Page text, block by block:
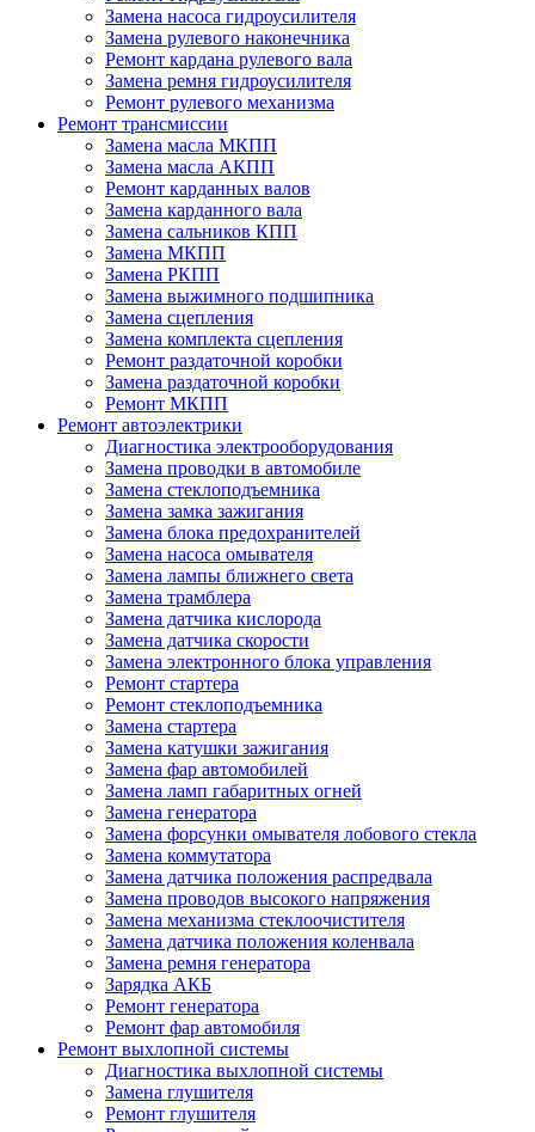
Замена насоса гидроусилителя
Замена рулевого наконечника
Ремонт кардана рулевого вала
Замена ремня гидроусилителя
Ремонт рулевого механизма
Ремонт трансмиссии
Замена масла МКПП
Замена масла АКПП
Ремонт карданных валов
Замена карданного вала
Замена сальников КПП
Замена МКПП
Замена РКПП
Замена выжимного подшипника
Замена сцепления
Замена комплекта сцепления
Ремонт раздаточной коробки
Замена раздаточной коробки
Ремонт МКПП
Ремонт автоэлектрики
Диагностика электрооборудования
Замена проводки в автомобиле
Замена стеклоподъемника
Замена замка зажигания
Замена блока предохранителей
Замена насоса омывателя
Замена лампы ближнего света
Замена трамблера
Замена датчика кислорода
Замена датчика скорости
Замена электронного блока управления
Ремонт стартера
Ремонт стеклоподъемника
Замена стартера
Замена катушки зажигания
Замена фар автомобилей
Замена ламп габаритных огней
Замена генератора
Замена форсунки омывателя лобового стекла
Замена коммутатора
Замена датчика положения распредвала
Замена проводов высокого напряжения
Замена механизма стеклоочистителя
Замена датчика положения коленвала
Замена ремня генератора
Зарядка АКБ
Ремонт генератора
Ремонт фар автомобиля
Ремонт выхлопной системы
Диагностика выхлопной системы
Замена глушителя
Ремонт глушителя